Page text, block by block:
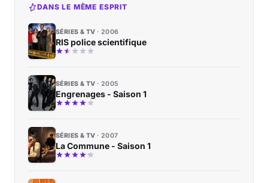
DANS LE MÊME ESPRIT
SÉRIES & TV 2006
RIS police scientifique
SÉRIES & TV 2005
Engrenages - Saison 1
SÉRIES & TV 2007
La Commune - Saison 1